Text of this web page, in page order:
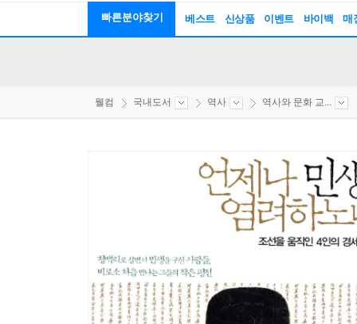
빠른분야찾기 베스트 신상품 이벤트 바이백 매
웰컴 국내도서 역사 역사와 문화 교...